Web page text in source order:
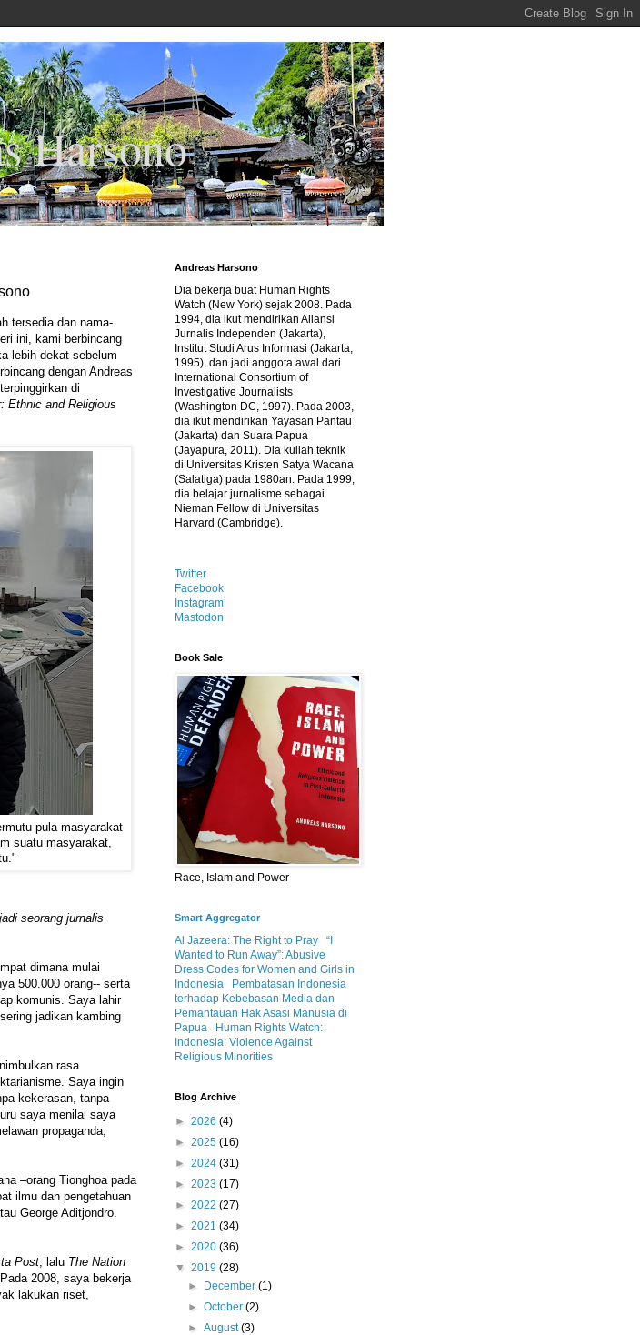
Harsono
tersedia dan nama-
ini, kami berbincang
lebih dekat sebelum
dengan Andreas
di
Ethnic and Religious
pula masyarakat
suatu masyarakat,
seorang jurnalis
dimana mulai
500.000 orang-- serta
komunis. Saya lahir
jadikan kambing
rasa
Saya ingin
kekerasan, tanpa
saya menilai saya
propaganda,
–orang Tionghoa pada
ilmu dan pengetahuan
George Aditjondro.
Post , lalu The Nation
2008, saya bekerja
lakukan riset,
Andreas Harsono
Dia bekerja buat Human Rights
Watch (New York) sejak 2008. Pada
1994, dia ikut mendirikan Aliansi
Jurnalis Independen (Jakarta),
Institut Studi Arus Informasi (Jakarta,
1995), dan jadi anggota awal dari
International Consortium of
Investigative Journalists
(Washington DC, 1997). Pada 2003,
dia ikut mendirikan Yayasan Pantau
(Jakarta) dan Suara Papua
(Jayapura, 2011). Dia kuliah teknik
di Universitas Kristen Satya Wacana
(Salatiga) pada 1980an. Pada 1999,
dia belajar jurnalisme sebagai
Nieman Fellow di Universitas
Harvard (Cambridge).
Twitter
Facebook
Instagram
Mastodon
Book Sale
Race, Islam and Power
Smart Aggregator
Al Jazeera: The Right to Pray
“I
Wanted to Run Away”: Abusive
Dress Codes for Women and Girls in
Indonesia
Pembatasan Indonesia
terhadap Kebebasan Media dan
Pemantauan Hak Asasi Manusia di
Papua
Human Rights Watch:
Indonesia: Violence Against
Religious Minorities
Blog Archive
► 2026 (4)
► 2025 (16)
► 2024 (31)
► 2023 (17)
► 2022 (27)
► 2021 (34)
► 2020 (36)
▼ 2019 (28)
►
December(1)
►October(2)
►August(3)